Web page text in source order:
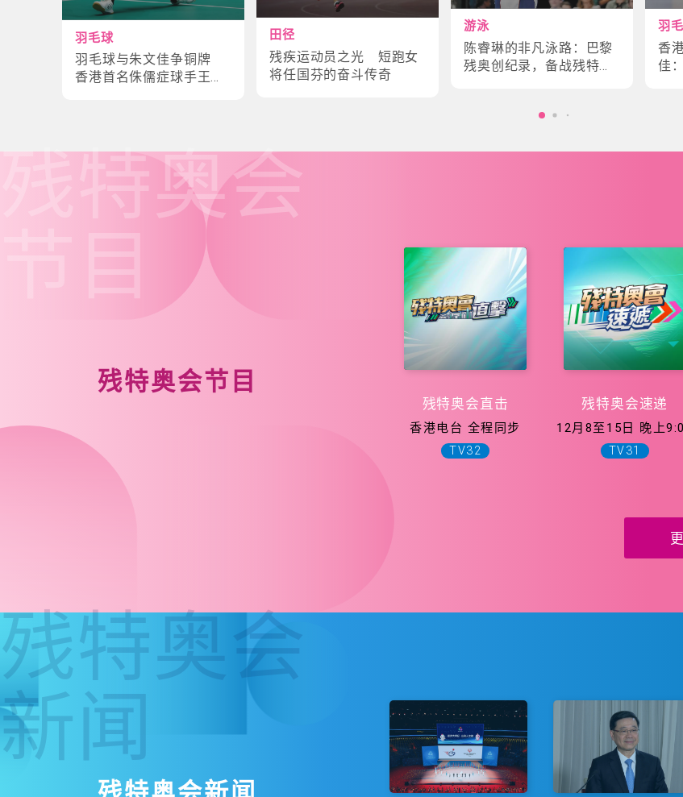
羽毛球
羽毛球与朱文佳争铜牌
香港首名侏儒症球手王镇
田径
残疾运动员之光 短跑女
将任国芬的奋斗传奇
游泳
陈睿琳的非凡泳路：巴黎
残奥创纪录，备战残特奥
羽
香
佳
残特奥会节目
残特奥会
残特奥会直击
香港电台 全程同步
TV32
残特奥会速递
12月8至15日 晚上
TV31
残特奥会
新闻